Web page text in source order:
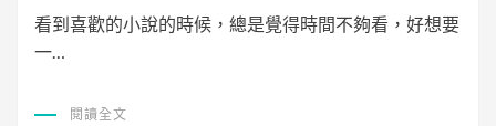
看到喜歡的小說的時候，總是覺得時間不夠看，好想要
一…
閱讀全文